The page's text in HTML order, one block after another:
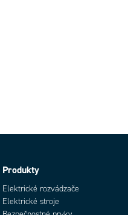
Produkty
Elektrické rozvádzače
Elektrické stroje